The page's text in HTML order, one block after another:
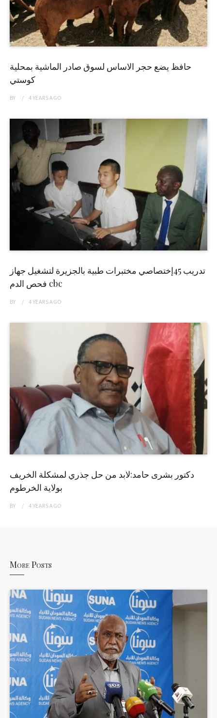
حافظ يضع حجر الاساس لسوق صادر الماشية بمحلية
كوستي
BY 4 YEARSAGO
تدريب 45إختصاصي مختبرات طبية بالجزيرة لتشغيل جهاز
فحص الدم cbc
BY 4 YEARSAGO
دكتور بشرى حامد:لابد من حل جذري لمشكلة الخريف
بولاية الخرطوم
BY 4 YEARSAGO
More Posts